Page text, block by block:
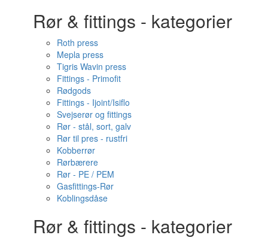
Rør & fittings - kategorier
Roth press
Mepla press
Tigris Wavin press
Fittings - Primofit
Rødgods
Fittings - Ijoint/Isiflo
Svejserør og fittings
Rør - stål, sort, galv
Rør til pres - rustfri
Kobberrør
Rørbærere
Rør - PE / PEM
Gasfittings-Rør
Koblingsdåse
Rør & fittings - kategorier